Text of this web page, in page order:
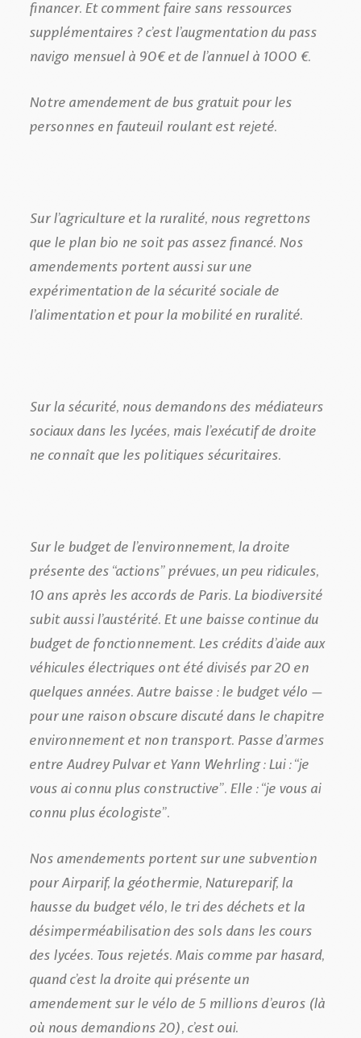
financer. Et comment faire sans ressources
supplémentaires ? c’est l’augmentation du pass
navigo mensuel à 90€ et de l’annuel à 1000 €.
Notre amendement de bus gratuit pour les
personnes en fauteuil roulant est rejeté.
Sur l’agriculture et la ruralité, nous regrettons
que le plan bio ne soit pas assez financé. Nos
amendements portent aussi sur une
expérimentation de la sécurité sociale de
l’alimentation et pour la mobilité en ruralité.
Sur la sécurité, nous demandons des médiateurs
sociaux dans les lycées, mais l’exécutif de droite
ne connaît que les politiques sécuritaires.
Sur le budget de l’environnement, la droite
présente des “actions” prévues, un peu ridicules,
10 ans après les accords de Paris. La biodiversité
subit aussi l’austérité. Et une baisse continue du
budget de fonctionnement. Les crédits d’aide aux
véhicules électriques ont été divisés par 20 en
quelques années. Autre baisse : le budget vélo –
pour une raison obscure discuté dans le chapitre
environnement et non transport. Passe d’armes
entre Audrey Pulvar et Yann Wehrling : Lui : “je
vous ai connu plus constructive”. Elle : “je vous ai
connu plus écologiste”.
Nos amendements portent sur une subvention
pour Airparif, la géothermie, Natureparif, la
hausse du budget vélo, le tri des déchets et la
désimperméabilisation des sols dans les cours
des lycées. Tous rejetés. Mais comme par hasard,
quand c’est la droite qui présente un
amendement sur le vélo de 5 millions d’euros (là
où nous demandions 20), c’est oui.